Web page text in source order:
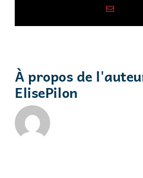
E
À propos de
ElisePilon